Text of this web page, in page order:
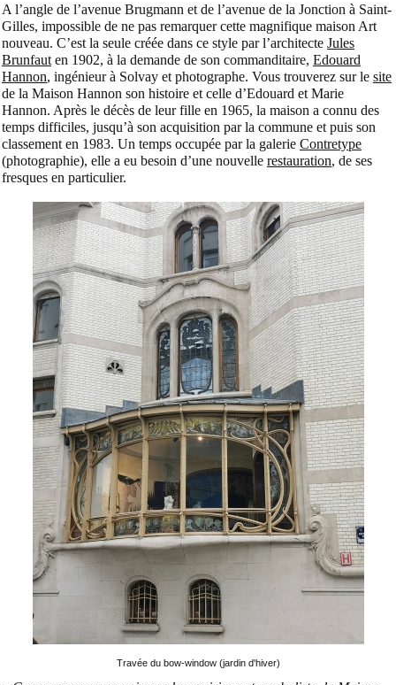
A l’angle de l’avenue Brugmann et de l’avenue de la Jonction à Saint-
Gilles, impossible de ne pas remarquer cette magnifique maison Art
nouveau. C’est la seule créée dans ce style par l’architecte Jules
Brunfaut en 1902, à la demande de son commanditaire, Edouard
Hannon, ingénieur à Solvay et photographe. Vous trouverez sur le site
de la Maison Hannon son histoire et celle d’Edouard et Marie
Hannon. Après le décès de leur fille en 1965, la maison a connu des
temps difficiles, jusqu’à son acquisition par la commune et puis son
classement en 1983. Un temps occupée par la galerie Contretype
(photographie), elle a eu besoin d’une nouvelle restauration, de ses
fresques en particulier.
Travée du bow-window (jardin d'hiver)